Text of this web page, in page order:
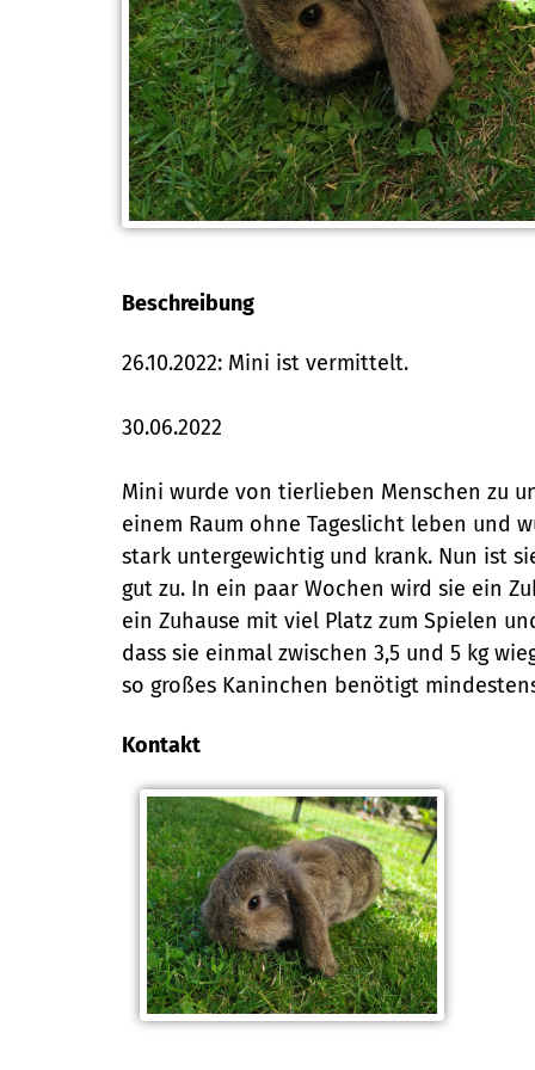
Beschreibung
26.10.2022: Mini ist vermittelt.
30.06.2022
Mini wurde von tierlieben Menschen zu
einem Raum ohne Tageslicht leben und
stark untergewichtig und krank. Nun ist
gut zu. In ein paar Wochen wird sie ein
ein Zuhause mit viel Platz zum Spielen
dass sie einmal zwischen 3,5 und 5 kg
so großes Kaninchen benötigt
Kontakt